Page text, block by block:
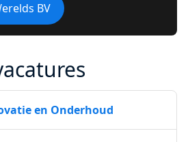
BV
en Onderhoud